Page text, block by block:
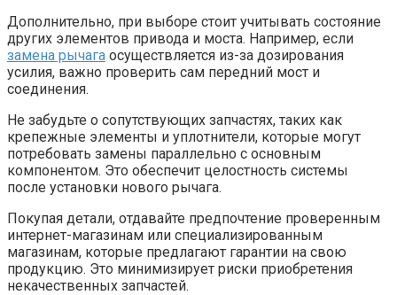
Дополнительно, при выборе стоит учитывать состояние
других элементов привода и моста. Например, если
замена рычага осуществляется из-за дозирования
усилия, важно проверить сам передний мост и
соединения.
Не забудьте о сопутствующих запчастях, таких как
крепежные элементы и уплотнители, которые могут
потребовать замены параллельно с основным
компонентом. Это обеспечит целостность системы
после установки нового рычага.
Покупая детали, отдавайте предпочтение проверенным
интернет-магазинам или специализированным
магазинам, которые предлагают гарантии на свою
продукцию. Это минимизирует риски приобретения
некачественных запчастей.